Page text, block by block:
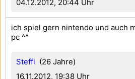
04.12.2012, 20:44 Uhr
Steffi (26 Jahre)
16.11.2012, 19:38 Uhr
ich spiel gern nintendo und auch
pc ^^